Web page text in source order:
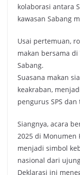
kolaborasi antara
kawasan Sabang
Usai pertemuan,
makan bersama di
Sabang.
Suasana makan
keakraban,
pengurus SPS
Siangnya, acara
2025 di Monumen
menjadi simbol
nasional dari
Deklarasi ini